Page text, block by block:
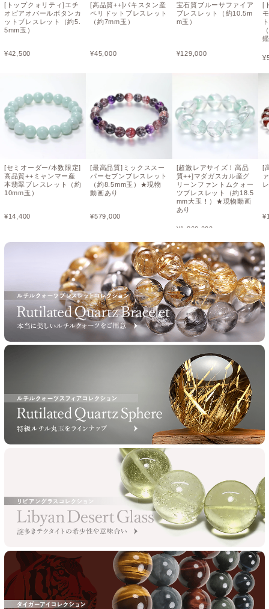
[トップクォリティ]エチ
オピアオパールボタンカ
ットブレスレット（約5.
5mm玉）
¥42,500
[セミオーダー/本数限定]
高品質++ミャンマー産
本翡翠ブレスレット（約
10mm玉）
¥14,400
[高品質++]パキスタン産
ペリドットブレスレット
（約7mm玉）
¥45,000
[最高品質]ミックススー
パーセブンブレスレット
（約8.5mm玉）★現物
動画あり
¥579,000
宝石質ブルーサファイア
ブレスレット（約10.5m
m玉）
¥129,000
[超激レアサイズ！高品
質++]マダガスカル産グ
リーンファントムクォー
ツブレスレット（約18.5
mm大玉！）★現物動画
あり
¥1,860,000
[
¥
[
¥